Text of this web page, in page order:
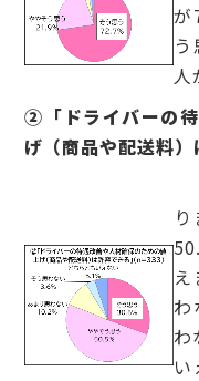
が
人
②「ドライバーの
げ（商品や配送料）
わ
い